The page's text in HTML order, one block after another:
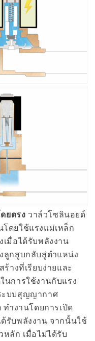
ยตรง วาล์วโซลินอยด์
ดยใช้แรงแม่เหล็ก
มื่อได้รับพลังงาน
ลูกสูบกลับสู่ตำแหน่ง
างที่เรียบง่ายและ
นการใช้งานกับแรง
ะบบสุญญากาศ
ทำงานโดยการเปิด
รับพลังงาน จากนั้นใช้
หลัก เมื่อไม่ได้รับ